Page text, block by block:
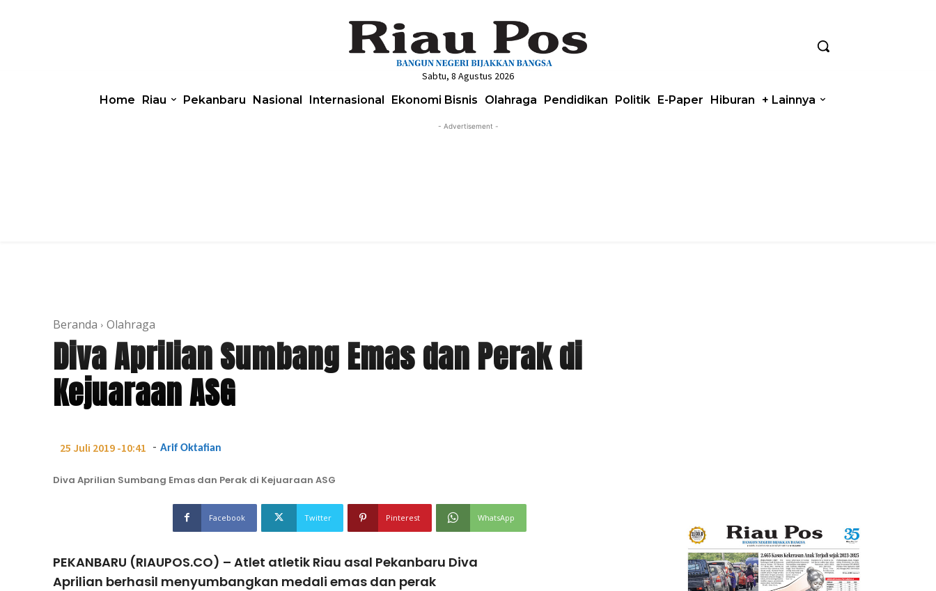
Sabtu, 8 Agustus 2026
Home Riau Pekanbaru Nasional Internasional Ekonomi Bisnis Olahraga Pendidikan Politik E-Paper Hiburan + Lainnya
- Advertisement -
Beranda Olahraga
Diva Aprilian Sumbang Emas dan Perak di
Kejuaraan ASG
25 Juli 2019 -10:41 - Arif Oktafian
Diva Aprilian Sumbang Emas dan Perak di Kejuaraan ASG
Facebook Twitter Pinterest WhatsApp
PEKANBARU (RIAUPOS.CO) – Atlet atletik Riau asal Pekanbaru Diva
Aprilian berhasil menyumbangkan medali emas dan perak